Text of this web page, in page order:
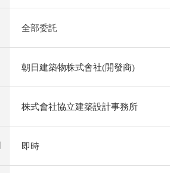
全部委託
朝日建築物株式會社(開發商)
株式會社協立建築設計事務所
即時